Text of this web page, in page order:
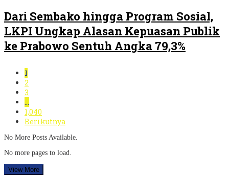
Dari Sembako hingga Program Sosial,
LKPI Ungkap Alasan Kepuasan Publik
ke Prabowo Sentuh Angka 79,3%
1
2
3
…
1,040
Berikutnya
No More Posts Available.
No more pages to load.
View More